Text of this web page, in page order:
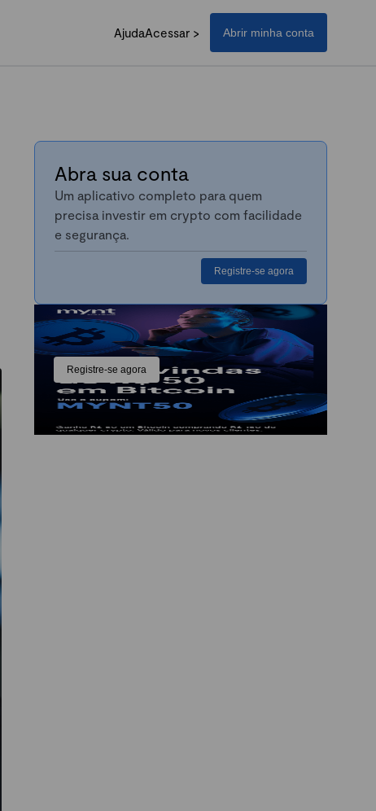
AjudaAcessar > Abrir minha conta
Abra sua conta
Um aplicativo completo para quem
precisa investir em crypto com facilidade
e segurança.
Registre-se agora
Registre-se agora